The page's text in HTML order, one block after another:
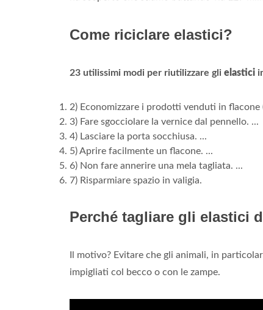
Come riciclare elastici?
23 utilissimi modi per riutilizzare gli elastici
2) Economizzare i prodotti venduti in flacone
3) Fare sgocciolare la vernice dal pennello. ...
4) Lasciare la porta socchiusa. ...
5) Aprire facilmente un flacone. ...
6) Non fare annerire una mela tagliata. ...
7) Risparmiare spazio in valigia.
Perché tagliare gli elastici
Il motivo? Evitare che gli animali, in
impigliati col becco o con le zampe.